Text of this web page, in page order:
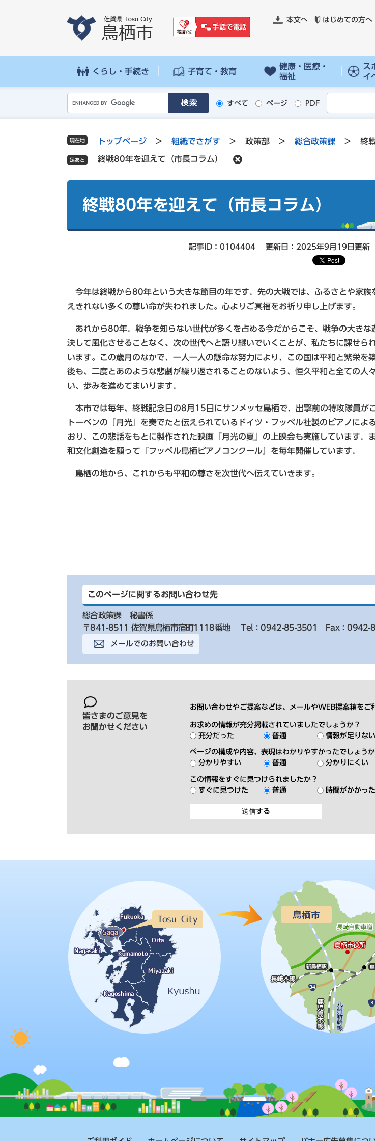
先
を
本文へ はじめての方へ
くらし・手続き 子育て・教育
健康・医療・
福祉
ス
イ
o
g
l
e
ス
索
すべて ページ PDF
現在地 トップページ > 組織でさがす > 政策部 > 総合政策課 > 終
終戦80年を迎えて（市長コラム）
終戦80年を迎えて（市長コラム）
記事ID：0104404 更新日：2025年9月19日更新
今年は終戦から80年という大きな節目の年です。先の大戦では、ふるさとや家族
えきれない多くの尊い命が失われました。心よりご冥福をお祈り申し上げます。
あれから80年。戦争を知らない世代が多くを占める今だからこそ、戦争の大きな
決して風化させることなく、次の世代へと語り継いでいくことが、私たちに課せら
います。この歳月のなかで、一人一人の懸命な努力により、この国は平和と繁栄を
後も、二度とあのような悲劇が繰り返されることのないよう、恒久平和と全ての人
い、歩みを進めてまいります。
本市では毎年、終戦記念日の8月15日にサンメッセ鳥栖で、出撃前の特攻隊員が
トーベンの『月光』を奏でたと伝えられているドイツ・フッペル社製のピアノによ
おり、この悲話をもとに製作された映画『月光の夏』の上映会も実施しています。
和文化創造を願って『フッペル鳥栖ピアノコンクール』を毎年開催しています。
鳥栖の地から、これからも平和の尊さを次世代へ伝えていきます。
このページに関するお問い合わせ先
総合政策課
秘書係
〒841-8511 佐賀県鳥栖市宿町1118番地
Tel：0942-85-3501 Fax：0942-
メールでのお問い合わせ
皆さまのご意見を
お聞かせください
お問い合わせやご提案などは、メールやWEB提案箱をご
お求めの情報が充分掲載されていましたでしょうか？
充分だった
普通 情報が足りない
ページの構成や内容、表現はわかりやすかったでしょうか
分かりやすい
普通 分かりにくい
この情報をすぐに見つけられましたか？
すぐに見つけた
普通 時間がかかった